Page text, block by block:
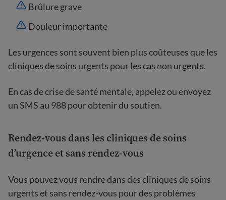
Brûlure grave
Douleur importante
Les urgences sont souvent bien plus coûteuses que les
cliniques de soins urgents pour les cas non urgents.
En cas de crise de santé mentale, appelez ou envoyez
un SMS au 988 pour obtenir du soutien.
Rendez-vous dans les cliniques de soins
d’urgence et sans rendez-vous
Vous pouvez vous rendre dans des cliniques de soins
urgents et sans rendez-vous pour des problèmes